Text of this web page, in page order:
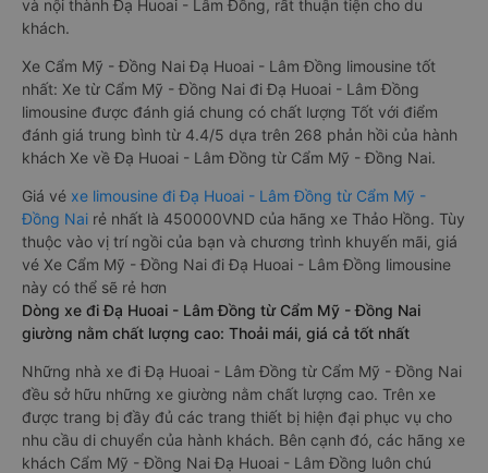
và nội thành Đạ Huoai - Lâm Đồng, rất thuận tiện cho du
khách.
Xe Cẩm Mỹ - Đồng Nai Đạ Huoai - Lâm Đồng limousine tốt
nhất: Xe từ Cẩm Mỹ - Đồng Nai đi Đạ Huoai - Lâm Đồng
limousine được đánh giá chung có chất lượng Tốt với điểm
đánh giá trung bình từ 4.4/5 dựa trên 268 phản hồi của hành
khách Xe về Đạ Huoai - Lâm Đồng từ Cẩm Mỹ - Đồng Nai.
Giá vé xe limousine đi Đạ Huoai - Lâm Đồng từ Cẩm Mỹ -
Đồng Nai rẻ nhất là 450000VND của hãng xe Thảo Hồng. Tùy
thuộc vào vị trí ngồi của bạn và chương trình khuyến mãi, giá
vé Xe Cẩm Mỹ - Đồng Nai đi Đạ Huoai - Lâm Đồng limousine
này có thể sẽ rẻ hơn
Dòng xe đi Đạ Huoai - Lâm Đồng từ Cẩm Mỹ - Đồng Nai
giường nằm chất lượng cao: Thoải mái, giá cả tốt nhất
Những nhà xe đi Đạ Huoai - Lâm Đồng từ Cẩm Mỹ - Đồng Nai
đều sở hữu những xe giường nằm chất lượng cao. Trên xe
được trang bị đầy đủ các trang thiết bị hiện đại phục vụ cho
nhu cầu di chuyển của hành khách. Bên cạnh đó, các hãng xe
khách Cẩm Mỹ - Đồng Nai Đạ Huoai - Lâm Đồng luôn chú